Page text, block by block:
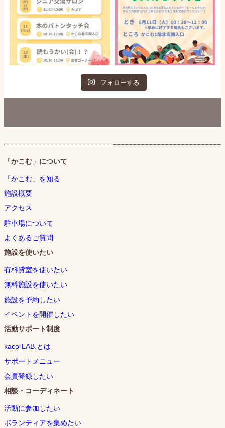
フォローする
「かこむ」について
「かこむ」を知る
施設概要
アクセス
駐車場について
よくあるご質問
施設を使いたい
有料貸室を使いたい
無料施設を使いたい
施設を予約したい
イベントを開催したい
活動サポート制度
kaco-LAB.とは
サポートメニュー
会員登録したい
相談・コーディネート
活動に参加したい
ボランティアを集めたい